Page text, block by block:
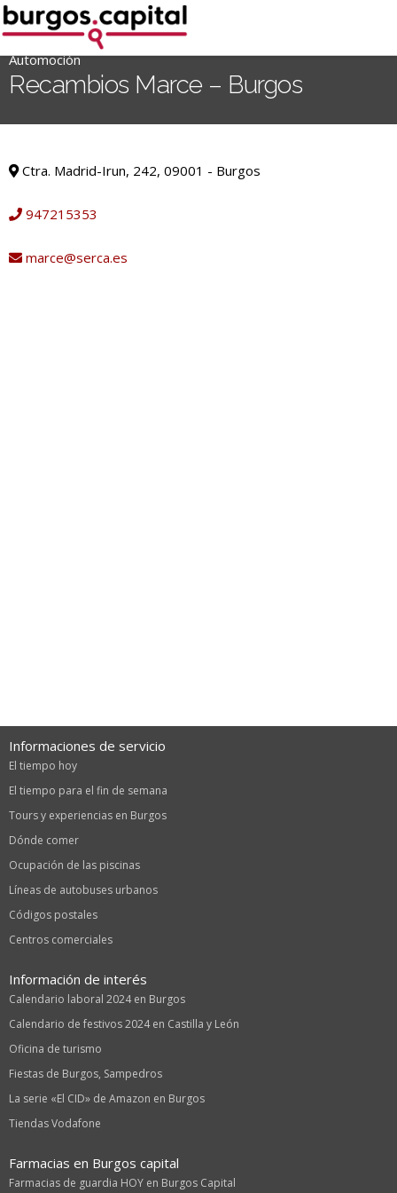
Ir
al
contenido
for:')
Automoción
Recambios Marce – Burgos
Ctra. Madrid-Irun, 242, 09001 - Burgos
947215353
marce@serca.es
Informaciones de servicio
El tiempo hoy
El tiempo para el fin de semana
Tours y experiencias en Burgos
Dónde comer
Ocupación de las piscinas
Líneas de autobuses urbanos
Códigos postales
Centros comerciales
Información de interés
Calendario laboral 2024 en Burgos
Calendario de festivos 2024 en Castilla y León
Oficina de turismo
Fiestas de Burgos, Sampedros
La serie «El CID» de Amazon en Burgos
Tiendas Vodafone
Farmacias en Burgos capital
Farmacias de guardia HOY en Burgos Capital